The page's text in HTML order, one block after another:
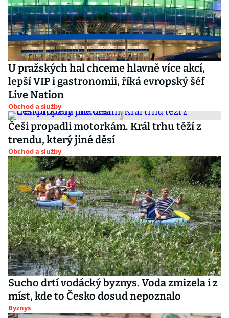
U pražských hal chceme hlavně více akcí,
lepší VIP i gastronomii, říká evropský šéf
Live Nation
Obchod a služby
Češi propadli motorkám. Král trhu těží z
trendu, který jiné děsí
Obchod a služby
Sucho drtí vodácký byznys. Voda zmizela i z
míst, kde to Česko dosud nepoznalo
Byznys